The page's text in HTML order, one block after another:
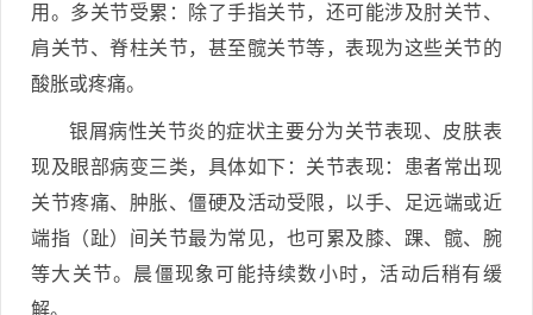
用。多关节受累：除了手指关节，还可能涉及肘关节、
肩关节、脊柱关节，甚至髋关节等，表现为这些关节的
酸胀或疼痛。
银屑病性关节炎的症状主要分为关节表现、皮肤表
现及眼部病变三类，具体如下：关节表现：患者常出现
关节疼痛、肿胀、僵硬及活动受限，以手、足远端或近
端指（趾）间关节最为常见，也可累及膝、踝、髋、腕
等大关节。晨僵现象可能持续数小时，活动后稍有缓
解。